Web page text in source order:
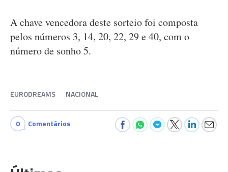
A chave vencedora deste sorteio foi composta
pelos números 3, 14, 20, 22, 29 e 40, com o
número de sonho 5.
EURODREAMS NACIONAL
0 Comentários